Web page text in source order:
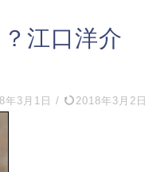
江口洋介
年3月1日 / 2018年3月2日